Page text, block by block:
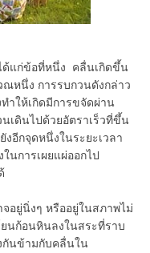
ก่ข้อที่หนึ่ง คลื่นเกิดขึ้น
ณหนึ่ง การรบกวนดังกล่าว
ำให้เกิดมีการขจัดผ่าน
เดินไปด้วยอัตราเร็วที่ขึ้น
อีกจุดหนึ่งในระยะเวลา
นการเผยแผ่ออกไป
ยู่นิ่งๆ หรืออยู่ในสภาพไม่
นก้อนหินลงในสระที่ราบ
กันข้ามกับคลื่นใน